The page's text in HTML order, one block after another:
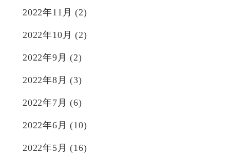
2022年11月 (2)
2022年10月 (2)
2022年9月 (2)
2022年8月 (3)
2022年7月 (6)
2022年6月 (10)
2022年5月 (16)